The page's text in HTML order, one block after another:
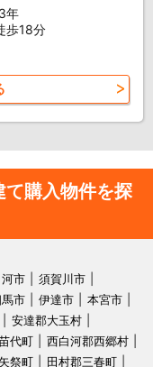
年
歩18分
購入物件を探
河市
須賀川市
市 伊達市
本宮市
安達郡大玉村
代町
西白河郡西郷村
祭町
田村郡三春町